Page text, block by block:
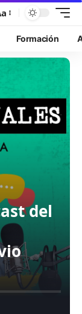
Formación
del